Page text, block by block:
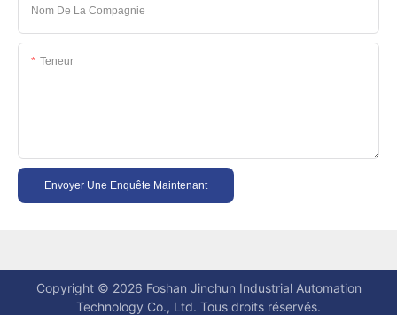
Nom De La Compagnie
Teneur
Envoyer Une Enquête Maintenant
Copyright © 2026 Foshan Jinchun Industrial Automation
Technology Co., Ltd. Tous droits réservés.